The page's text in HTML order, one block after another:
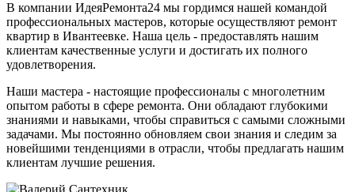
В компании ИдеяРемонта24 мы гордимся нашей командой
профессиональных мастеров, которые осуществляют ремонт
квартир в Ивантеевке. Наша цель - предоставлять нашим
клиентам качественные услуги и достигать их полного
удовлетворения.
Наши мастера - настоящие профессионалы с многолетним
опытом работы в сфере ремонта. Они обладают глубокими
знаниями и навыками, чтобы справиться с самыми сложными
задачами. Мы постоянно обновляем свои знания и следим за
новейшими тенденциями в отрасли, чтобы предлагать нашим
клиентам лучшие решения.